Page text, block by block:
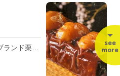
1個497円 5個2685円 茨城のブランド栗「笠間栗」を万に使った優しい味わいの栗蒸し羊羹。 いつでも食べやすい一口サイズ
see
more